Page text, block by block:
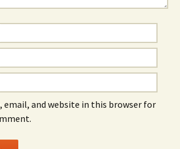
email, and website in this browser for